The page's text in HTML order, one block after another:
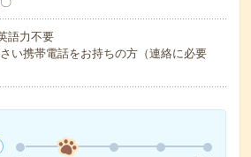
語力不要
い携帯電話をお持ちの方（連絡に必要